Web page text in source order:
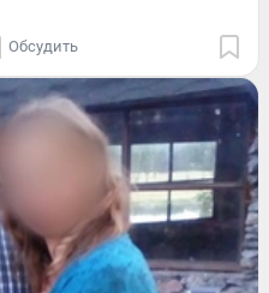
Обсудить